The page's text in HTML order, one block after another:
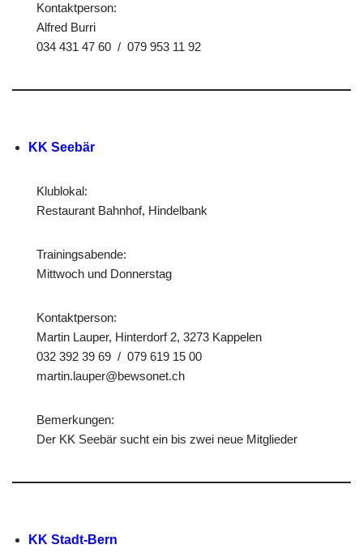
Kontaktperson:
Alfred Burri
034 431 47 60 / 079 953 11 92
KK Seebär
Klublokal:
Restaurant Bahnhof, Hindelbank
Trainingsabende:
Mittwoch und Donnerstag
Kontaktperson:
Martin Lauper, Hinterdorf 2, 3273 Kappelen
032 392 39 69 / 079 619 15 00
martin.lauper@bewsonet.ch
Bemerkungen:
Der KK Seebär sucht ein bis zwei neue Mitglieder
KK Stadt-Bern